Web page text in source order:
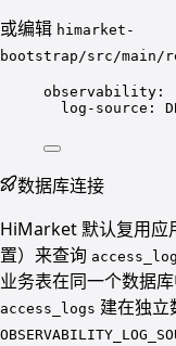
或编辑 himarket-
bootstrap/src/main/
observability :
log-source :
数据库连接
HiMarket 默认复用应
置）来查询
业务表在同一个数据
access_logs 建在独立